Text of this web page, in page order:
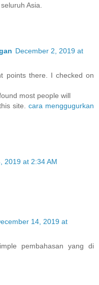
Asia.
December 2, 2019 at
points there. I checked on
most people will
site. cara menggugurkan
2019 at 2:34 AM
14, 2019 at
pembahasan yang di